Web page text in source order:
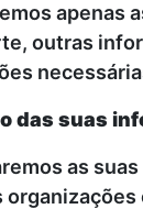
apenas
outras
das suas
as
organizações